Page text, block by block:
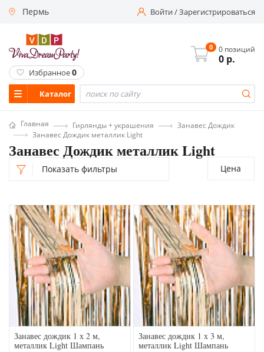
Пермь Войти/Зарегистрироваться
Каталог
0 0 позиций
0 р.
Избранное0
Главная Гирлянды + украшения
Занавес Дождик
Занавес Дождик металлик Light
Занавес Дождик металлик Light
Показать фильтры Цена
Занавес дождик 1 х 2 м,
металлик Light Шампань
Занавес дождик 1 х 3 м,
металлик Light Шампань